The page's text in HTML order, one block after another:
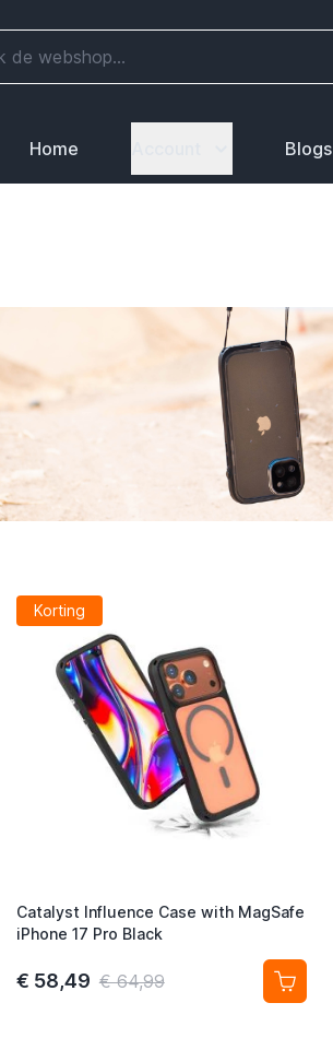
Home Blogs
Korting
Catalyst Influence Case with MagSafe
iPhone 17 Pro Black
€ 58,49 € 64,99